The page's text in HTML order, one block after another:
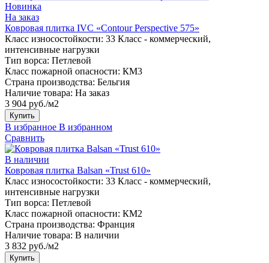
Новинка
На заказ
Ковровая плитка IVC «Contour Perspective 575»
Класс износостойкости: 33 Класс - коммерческий,
интенсивные нагрузки
Тип ворса: Петлевой
Класс пожарной опасности: КМ3
Страна производства: Бельгия
Наличие товара: На заказ
3 904 руб./м2
Купить
В избранное В избранном
Сравнить
В наличии
Ковровая плитка Balsan «Trust 610»
Класс износостойкости: 33 Класс - коммерческий,
интенсивные нагрузки
Тип ворса: Петлевой
Класс пожарной опасности: КМ2
Страна производства: Франция
Наличие товара: В наличии
3 832 руб./м2
Купить